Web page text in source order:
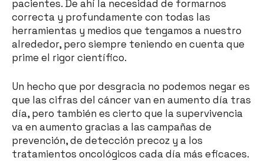
pacientes. De ahí la necesidad de formarnos
correcta y profundamente con todas las
herramientas y medios que tengamos a nuestro
alrededor, pero siempre teniendo en cuenta que
prime el rigor científico.
Un hecho que por desgracia no podemos negar es
que las cifras del cáncer van en aumento día tras
día, pero también es cierto que la supervivencia
va en aumento gracias a las campañas de
prevención, de detección precoz y a los
tratamientos oncológicos cada día más eficaces.